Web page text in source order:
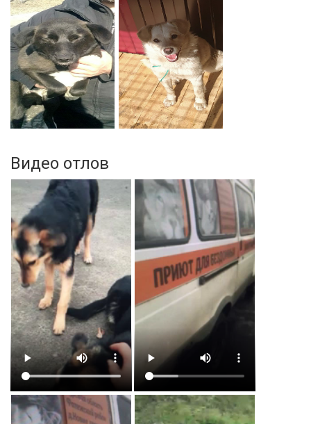
Видео отлов